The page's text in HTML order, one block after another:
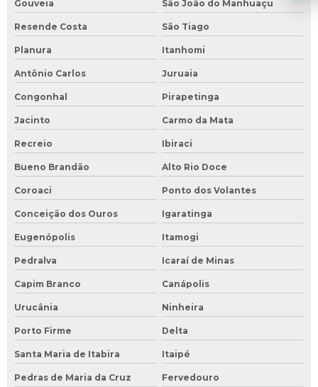
Gouveia São João do Manhuaçu
Resende Costa São Tiago
Planura Itanhomi
Antônio Carlos Juruaia
Congonhal Pirapetinga
Jacinto Carmo da Mata
Recreio Ibiraci
Bueno Brandão Alto Rio Doce
Coroaci Ponto dos Volantes
Conceição dos Ouros Igaratinga
Eugenópolis Itamogi
Pedralva Icaraí de Minas
Capim Branco Canápolis
Urucânia Ninheira
Porto Firme Delta
Santa Maria de Itabira Itaipé
Pedras de Maria da Cruz Fervedouro